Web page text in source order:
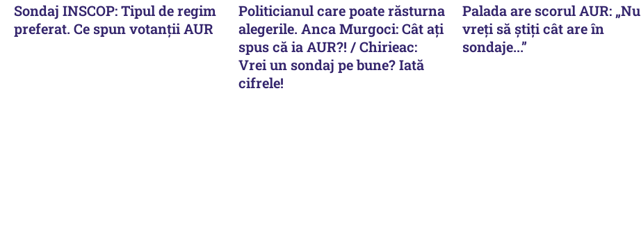
Sondaj INSCOP: Tipul de regim
preferat. Ce spun votanții AUR
Politicianul care poate răsturna
alegerile. Anca Murgoci: Cât ați
spus că ia AUR?! / Chirieac:
Vrei un sondaj pe bune? Iată
cifrele!
Palada are scorul AUR: „Nu
vreți să știți cât are în
sondaje...”